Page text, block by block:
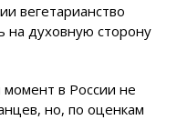
вегетарианство
на духовную сторону
в России не
но, по оценкам